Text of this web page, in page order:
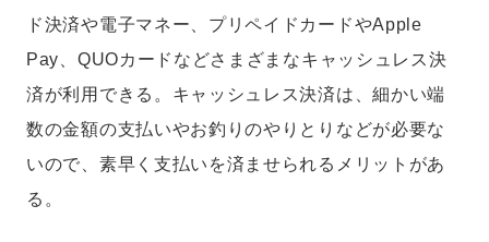
ド決済や電子マネー、プリペイドカードやApple
Pay、QUOカードなどさまざまなキャッシュレス決
済が利用できる。キャッシュレス決済は、細かい端
数の金額の支払いやお釣りのやりとりなどが必要な
いので、素早く支払いを済ませられるメリットがあ
る。